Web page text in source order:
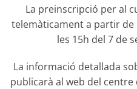
La preinscripció per al
telemàticament a partir de
les 15h del 7 de
La informació detallada
publicarà al web del